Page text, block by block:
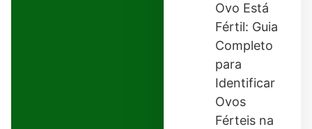
Ovo Está
Fértil: Guia
Completo
para
Identificar
Ovos
Férteis na